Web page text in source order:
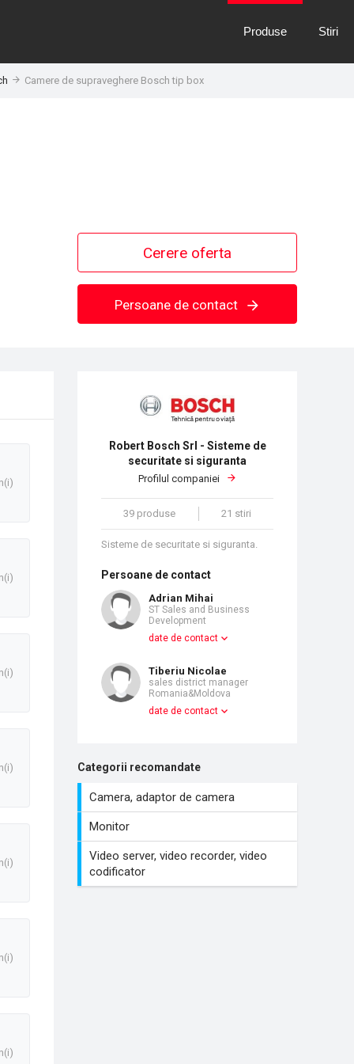
Produse Stiri
Camere de supraveghere Bosch tip box
Cerere oferta
Persoane de contact
Robert Bosch Srl - Sisteme de
securitate si siguranta
Profilul companiei
39 produse 21 stiri
Sisteme de securitate si siguranta.
Persoane de contact
Adrian Mihai
ST Sales and Business
Development
date de contact
Tiberiu Nicolae
sales district manager
Romania&Moldova
date de contact
Categorii recomandate
Camera, adaptor de camera
Monitor
Video server, video recorder, video
codificator